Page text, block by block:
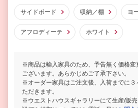
サイドボード 収納／棚 ヨ
アフロディーテ ホワイト
※商品は輸入家具のため、予告無く価格変
ございます。あらかじめご了承下さい。
※オーダー家具はご注文後、入荷までに３
ただきます。
※ウエストハウスギャラリーにて生産/販